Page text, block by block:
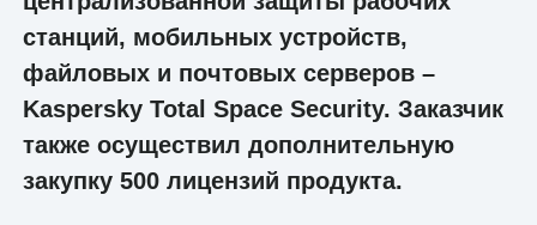
станций, мобильных устройств,
файловых и почтовых серверов –
Kaspersky Total Space Security. Заказчик
также осуществил дополнительную
закупку 500 лицензий продукта.